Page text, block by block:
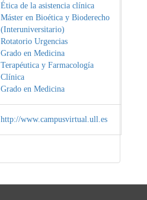
Ética de la asistencia clínica
Máster en Bioética y Bioderecho
(Interuniversitario)
Rotatorio Urgencias
Grado en Medicina
Terapéutica y Farmacología
Clínica
Grado en Medicina
http://www.campusvirtual.ull.es